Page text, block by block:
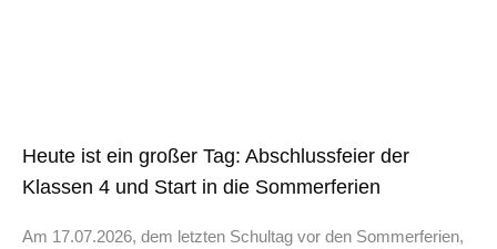
Heute ist ein großer Tag: Abschlussfeier der
Klassen 4 und Start in die Sommerferien
Am 17.07.2026, dem letzten Schultag vor den Sommerferien,